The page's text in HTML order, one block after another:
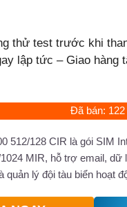
thử test trước khi
lập tức – Giao hàng
Đã bán: 122
512/128 CIR là gói SIM
MIR, hỗ trợ email, dữ
quản lý đội tàu biển hoạt